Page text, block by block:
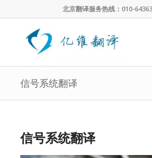
北京翻译服务热线：010-
信号系统翻译
信号系统翻译